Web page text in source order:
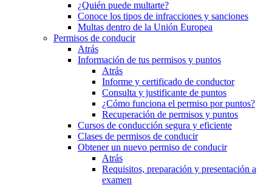
¿Quién puede multarte?
Conoce los tipos de infracciones y sanciones
Multas dentro de la Unión Europea
Permisos de conducir
Atrás
Información de tus permisos y puntos
Atrás
Informe y certificado de conductor
Consulta y justificante de puntos
¿Cómo funciona el permiso por puntos?
Recuperación de permisos y puntos
Cursos de conducción segura y eficiente
Clases de permisos de conducir
Obtener un nuevo permiso de conducir
Atrás
Requisitos, preparación y presentación a
examen